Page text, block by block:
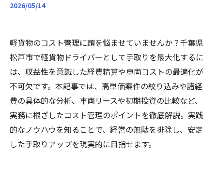
2026/05/14
軽貨物のコスト管理に頭を悩ませていませんか？千葉県
松戸市で軽貨物ドライバーとして手取りを最大化するに
は、収益性を意識した経費精算や車両コストの最適化が
不可欠です。本記事では、高単価案件の絞り込みや諸経
費の具体的な分析、車両リースや初期投資の比較など、
実務に根ざしたコスト管理のポイントを徹底解説。実践
的なノウハウを知ることで、経営の無駄を排除し、安定
した手取りアップを現実的に目指せます。